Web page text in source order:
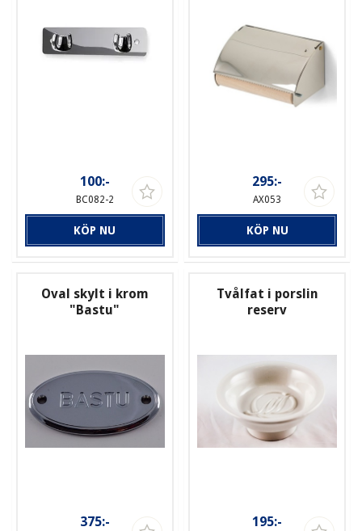
100:-
BC082-2
KÖP NU
295:-
AX053
KÖP NU
Oval skylt i krom
"Bastu"
375:-
Tvålfat i porslin
reserv
195:-